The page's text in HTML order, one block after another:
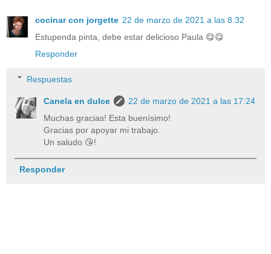
cocinar con jorgette 22 de marzo de 2021 a las 8:32
Estupenda pinta, debe estar delicioso Paula 😋😋
Responder
Respuestas
Canela en dulce
22 de marzo de 2021 a las 17:24
Muchas gracias! Esta buenísimo!
Gracias por apoyar mi trabajo.
Un saludo 😘!
Responder